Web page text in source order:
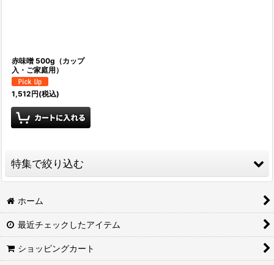
赤味噌 500g（カップ
入・ご家庭用）
1,512円(税込)
特集で絞り込む
醤油
徑山寺味噌
味噌
ホーム
最近チェックしたアイテム
ショッピングカート